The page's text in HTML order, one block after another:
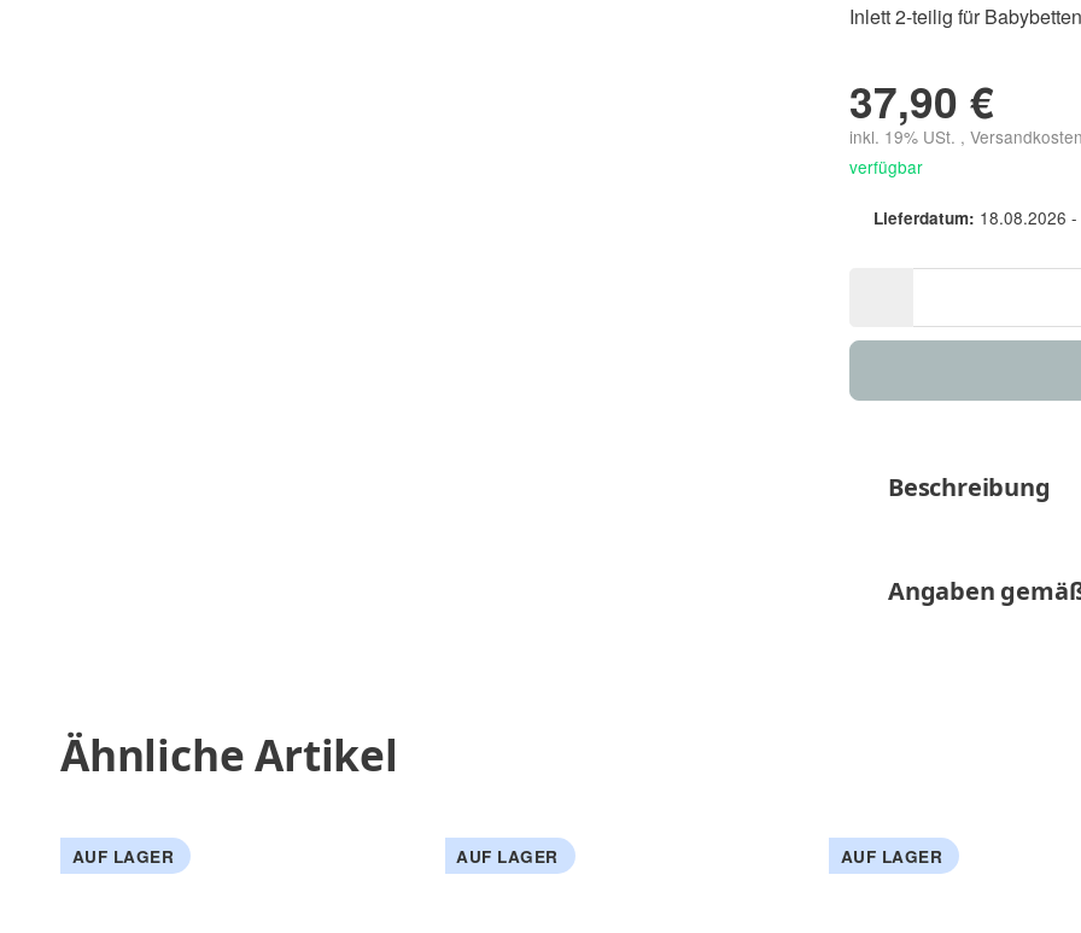
Inlett 2-teilig für
37,90 €
inkl. 19% USt. ,
verfügbar
Lieferdatum: 18.08.2026
Beschreibung
Angaben gemäß
Ähnliche Artikel
AUF LAGER AUF LAGER AUF LAGER